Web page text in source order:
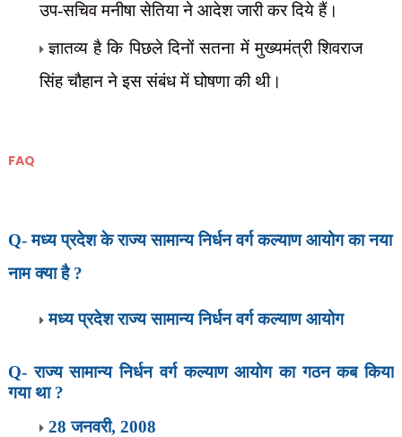
उप-सचिव मनीषा सेतिया ने आदेश जारी कर दिये हैं।
ज्ञातव्य है कि पिछले दिनों सतना में मुख्यमंत्री शिवराज
सिंह चौहान ने इस संबंध में घोषणा की थी।
FAQ
Q- मध्य प्रदेश के राज्य सामान्य निर्धन वर्ग कल्याण आयोग का नया
नाम क्या है ?
मध्य प्रदेश राज्य सामान्य निर्धन वर्ग कल्याण आयोग
Q-राज्य सामान्य निर्धन वर्ग कल्याण आयोग का गठन कब किया
गया था ?
28 जनवरी, 2008